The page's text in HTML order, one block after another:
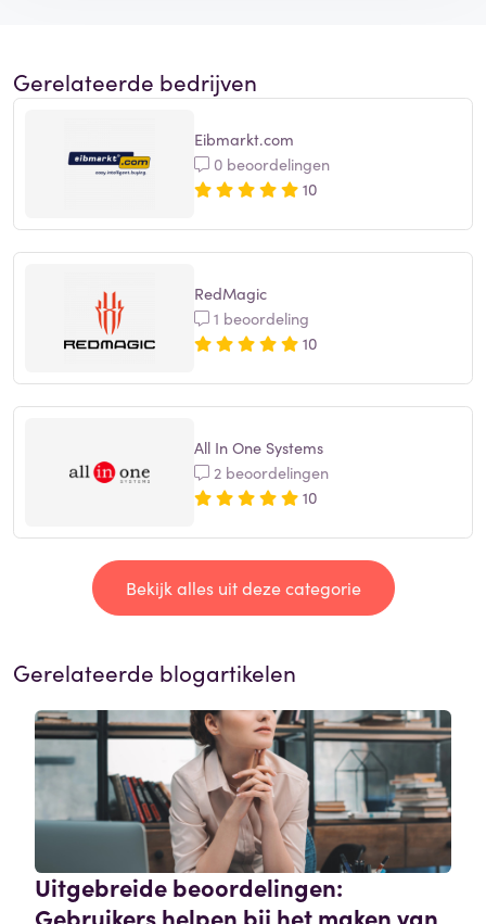
Gerelateerde bedrijven
Eibmarkt.com
0 beoordelingen
10
RedMagic
1 beoordeling
10
All In One Systems
2 beoordelingen
10
Bekijk alles uit deze categorie
Gerelateerde blogartikelen
Uitgebreide beoordelingen: